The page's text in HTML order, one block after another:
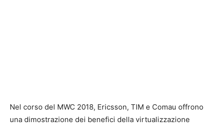
Nel corso del MWC 2018, Ericsson, TIM e Comau offrono
una dimostrazione dei benefici della virtualizzazione